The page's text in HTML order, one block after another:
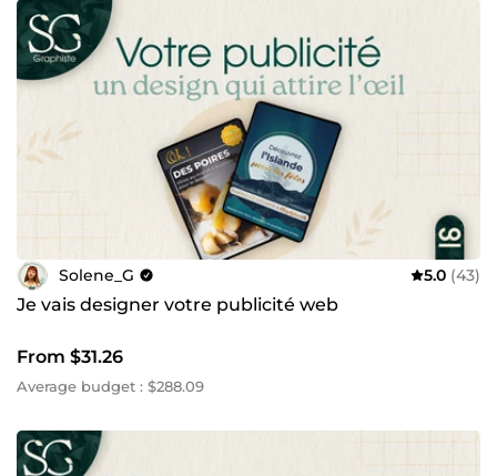
Solene_G 5.0 (43)
Je vais designer votre publicité web
From $31.26
Average budget : $288.09